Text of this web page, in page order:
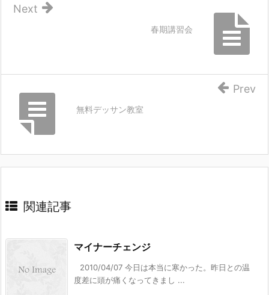
春期講習会
Next
無料デッサン教室
Prev
関連記事
マイナーチェンジ
2010/04/07 今日は本当に寒かった。昨日との温
度差に頭が痛くなってきまし ...